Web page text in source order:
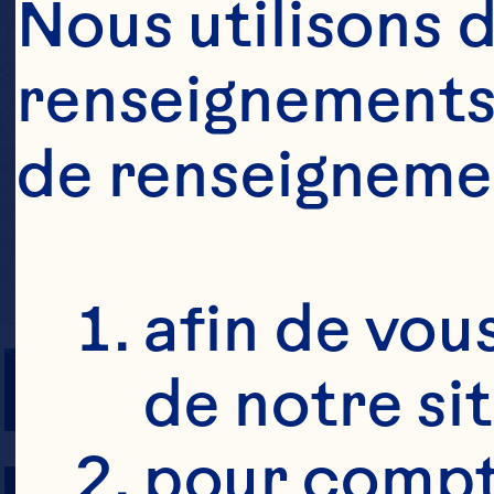
NOMBRE DE
Nous utilisons
de
afin de
de notre
pour